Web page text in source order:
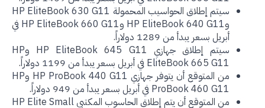
سيتم إطلاق الحواسيب المحمولة HP EliteBook 630 G11
وHP EliteBook 640 G11 وHP EliteBook 660 G11 في
أبريل بسعر يبدأ من 1289 دولاراً.
سيتم إطلاق جهازي HP EliteBook 645 G11 وHP
EliteBook 665 G11 في أبريل بسعر يبدأ من 1199 دولاراً.
من المتوقع أن يتوفر جهازي HP ProBook 440 G11 وHP
ProBook 460 G11 في أبريل بسعر يبدأ من 949 دولاراً.
من المتوقع أن يتم إطلاق الحاسوب المكتبي HP Elite Small